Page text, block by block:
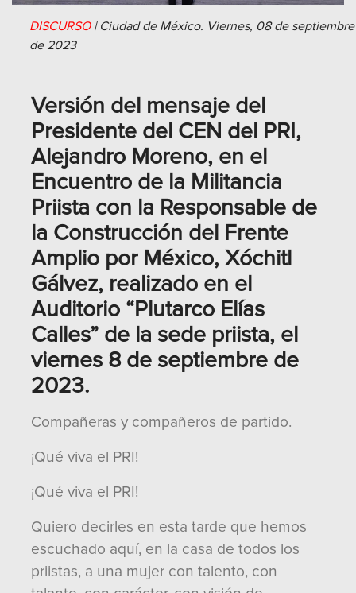
DISCURSO| Ciudad de México. Viernes, 08 de septiembre
de 2023
Versión del mensaje del
Presidente del CEN del PRI,
Alejandro Moreno, en el
Encuentro de la Militancia
Priista con la Responsable de
la Construcción del Frente
Amplio por México, Xóchitl
Gálvez, realizado en el
Auditorio “Plutarco Elías
Calles” de la sede priista, el
viernes 8 de septiembre de
2023.
Compañeras y compañeros de partido.
¡Qué viva el PRI!
¡Qué viva el PRI!
Quiero decirles en esta tarde que hemos
escuchado aquí, en la casa de todos los
priistas, a una mujer con talento, con